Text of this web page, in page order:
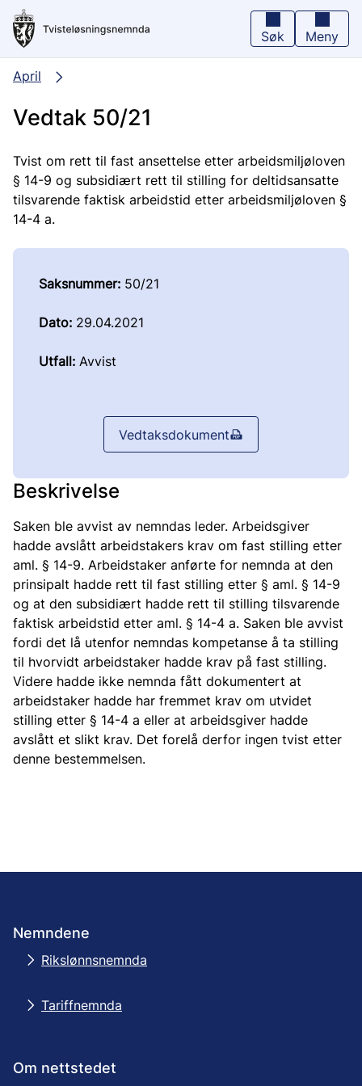
Hopp
hovedinnhold
Søk Meny
April
Vedtak 50/21
Tvist om rett til fast ansettelse etter arbeidsmiljøloven
§ 14-9 og subsidiært rett til stilling for deltidsansatte
tilsvarende faktisk arbeidstid etter arbeidsmiljøloven §
14-4 a.
Saksnummer: 50/21
Dato: 29.04.2021
Utfall: Avvist
Vedtaksdokument
Beskrivelse
Saken ble avvist av nemndas leder. Arbeidsgiver
hadde avslått arbeidstakers krav om fast stilling etter
aml. § 14-9. Arbeidstaker anførte for nemnda at den
prinsipalt hadde rett til fast stilling etter § aml. § 14-9
og at den subsidiært hadde rett til stilling tilsvarende
faktisk arbeidstid etter aml. § 14-4 a. Saken ble avvist
fordi det lå utenfor nemndas kompetanse å ta stilling
til hvorvidt arbeidstaker hadde krav på fast stilling.
Videre hadde ikke nemnda fått dokumentert at
arbeidstaker hadde har fremmet krav om utvidet
stilling etter § 14-4 a eller at arbeidsgiver hadde
avslått et slikt krav. Det forelå derfor ingen tvist etter
denne bestemmelsen.
Nemndene
Rikslønnsnemnda
Tariffnemnda
Om nettstedet